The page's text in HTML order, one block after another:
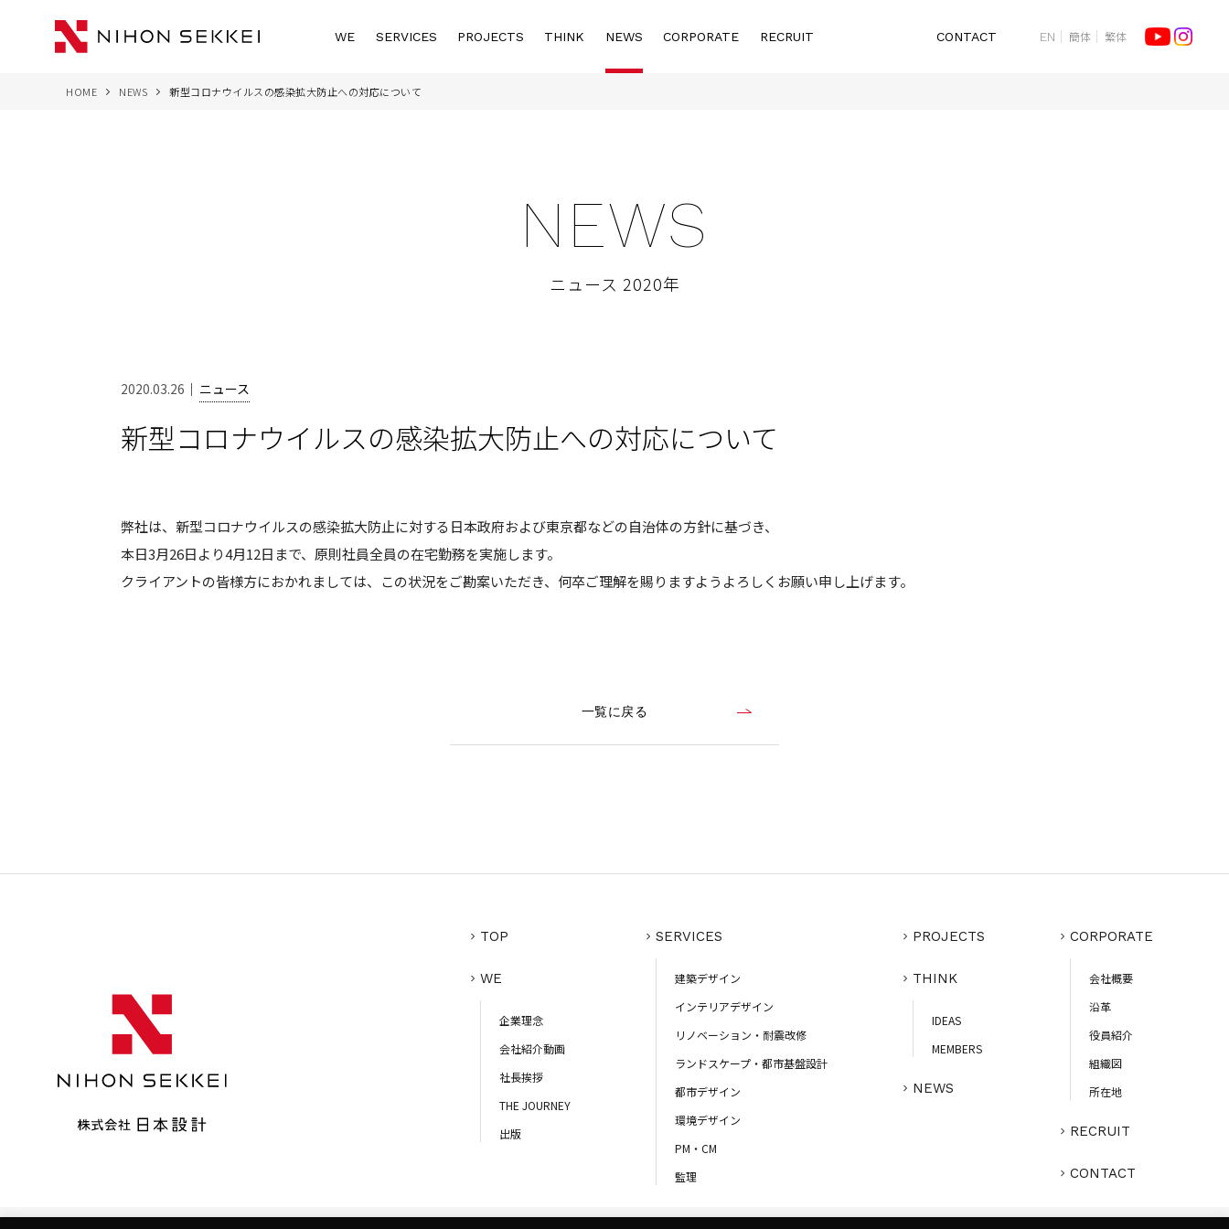
WE SERVICES PROJECTS THINK NEWS CORPORATE RECRUIT CONTACT EN 簡体 繁体
HOME NEWS 新型コロナウイルスの感染拡大防止への対応について
NEWS
ニュース 2020年
2020.03.26 ニュース
新型コロナウイルスの感染拡大防止への対応について
弊社は、新型コロナウイルスの感染拡大防止に対する日本政府および東京都などの自治体の方針に基づき、
本日3月26日より4月12日まで、原則社員全員の在宅勤務を実施します。
クライアントの皆様方におかれましては、この状況をご勘案いただき、何卒ご理解を賜りますようよろしくお願い申し上げます。
一覧に戻る
TOP
WE
企業理念
会社紹介動画
社長挨拶
THE JOURNEY
出版
SERVICES
建築デザイン
インテリアデザイン
リノベーション・耐震改修
ランドスケープ・都市基盤設計
都市デザイン
環境デザイン
PM・CM
監理
PROJECTS
THINK
IDEAS
MEMBERS
NEWS
CORPORATE
会社概要
沿革
役員紹介
組織図
所在地
RECRUIT
CONTACT